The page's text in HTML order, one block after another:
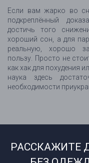
Если вам жарко во
подкреплённый
достичь того
хороший сон, а для
реальную, хорошо
пользу. Просто не
как хак для похудения
наука здесь
необходимости
РАССКАЖИТЕ